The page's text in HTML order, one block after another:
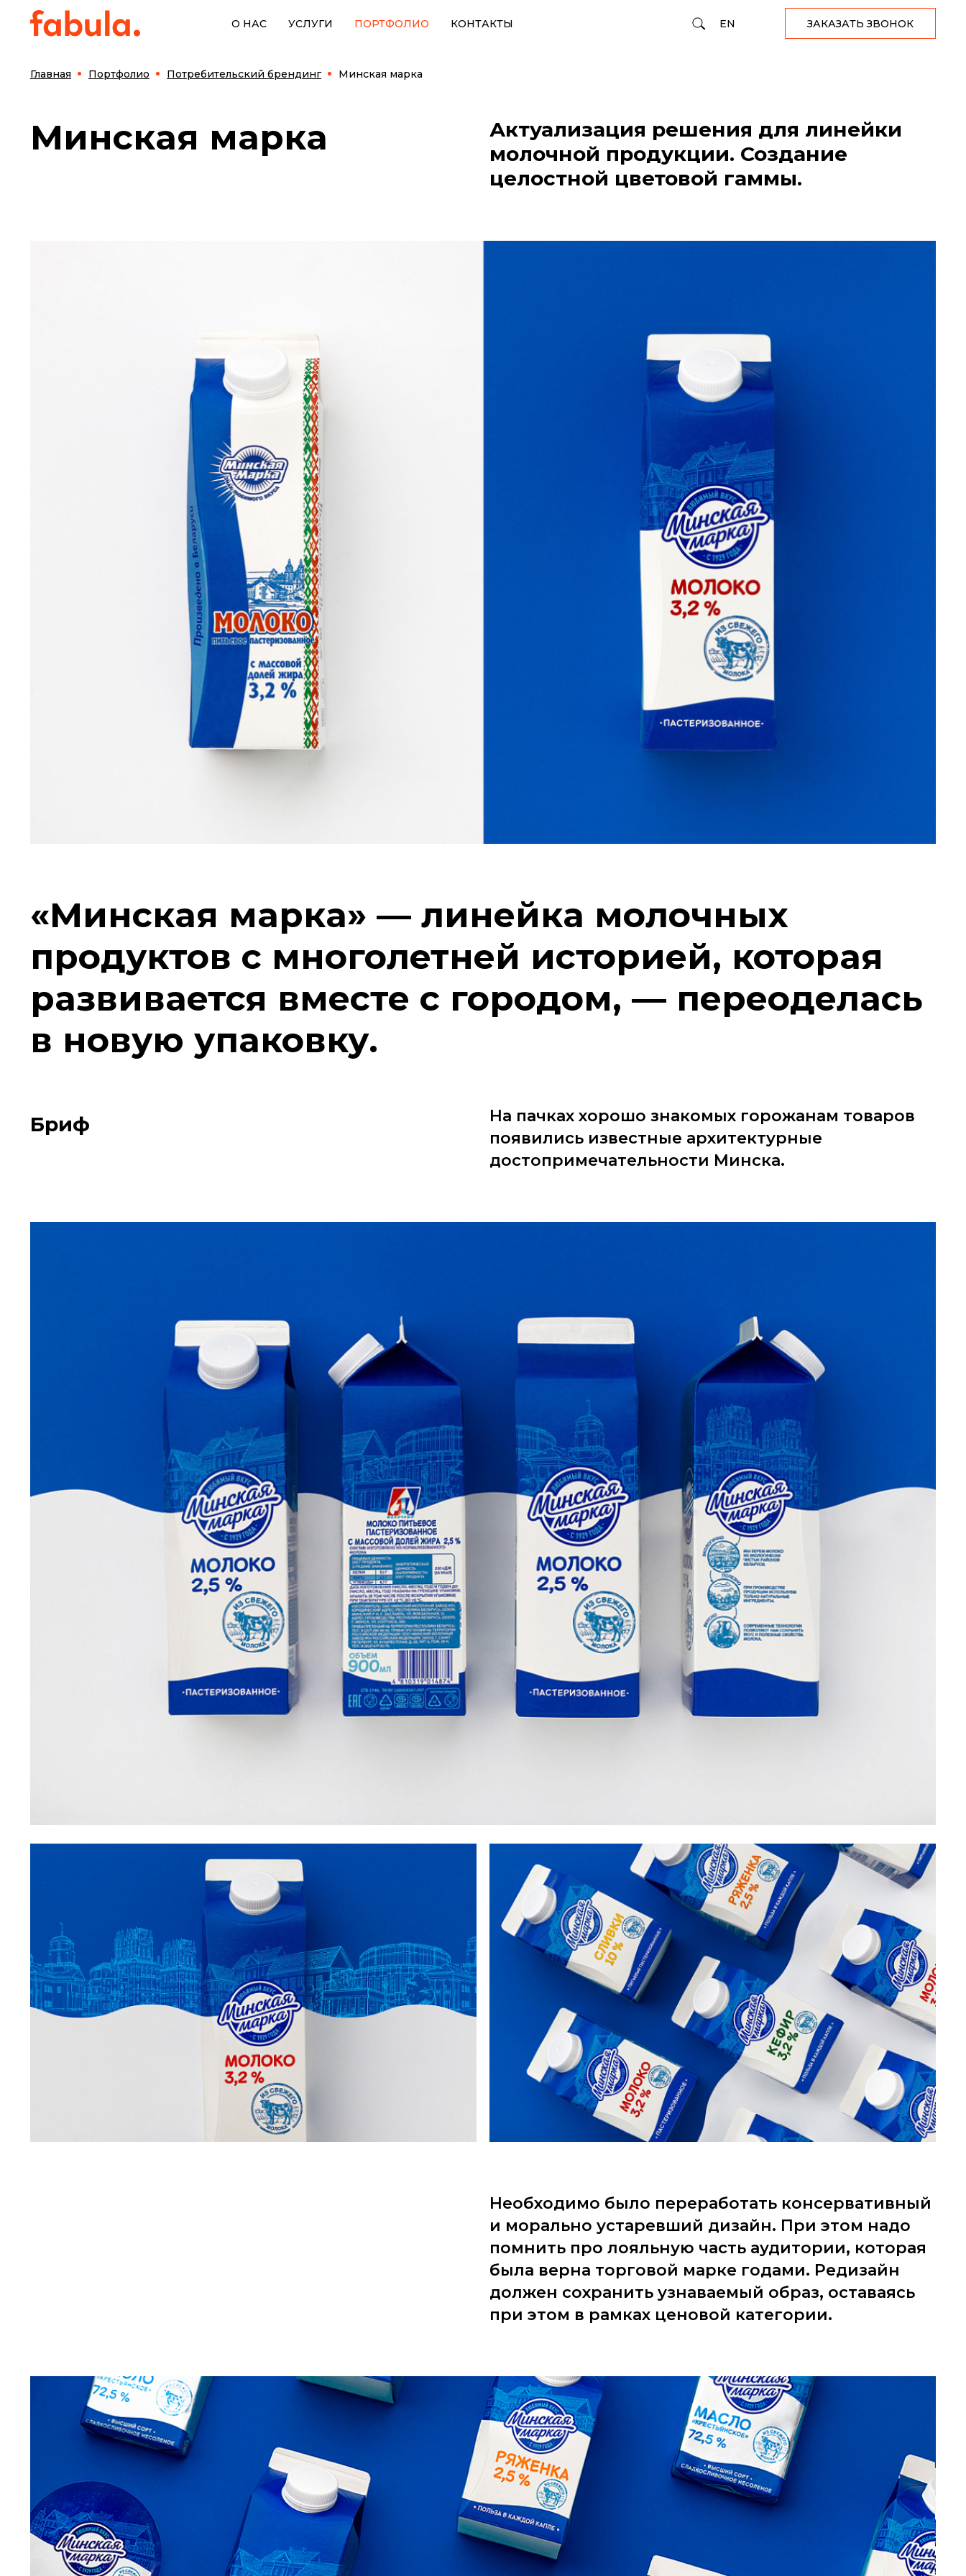
О НАС УСЛУГИ ПОРТФОЛИО КОНТАКТЫ EN ЗАКАЗАТЬ ЗВОНОК
Главная Портфолио Потребительский брендинг Минская марка
Минская марка
Актуализация решения для линейки
молочной продукции. Создание
целостной цветовой гаммы.
«Минская марка» — линейка молочных
продуктов с многолетней историей, которая
развивается вместе с городом, — переоделась
в новую упаковку.
Бриф
На пачках хорошо знакомых горожанам товаров
появились известные архитектурные
достопримечательности Минска.
Необходимо было переработать консервативный
и морально устаревший дизайн. При этом надо
помнить про лояльную часть аудитории, которая
была верна торговой марке годами. Редизайн
должен сохранить узнаваемый образ, оставаясь
при этом в рамках ценовой категории.